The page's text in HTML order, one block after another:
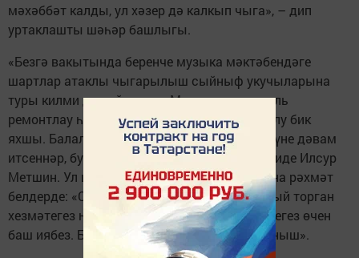
мәхәббәт калды, ул хәзер дә калкып чыга», – дип
уртаклашты шәһәр башлыгы.
«Безгә вакытында беренче музыка мәктәбендәге
шартлар атаклы чыгарылыш сыйныф укучыларына
туры килми дип әйттеләр. Мәктәпне капиталь
ремонтлау һәм яңа инструментлар сатып алу бик
яхшы. Балалар үз сәләтләре белән сөендерүне дәвам
итсеннәр, бу безнең өчен зур горурлык», – диде Илсур
Метшин. Ул шулай ук мәктәп укытучыларына рәхмәт
белдерде: «Сезнең алда күп тырышлык сорый торган
хезмәтегез һәм балаларга булган мәхәббәтегез өчен
баш иябез. Безнең талантлар – сезнең казаныш».